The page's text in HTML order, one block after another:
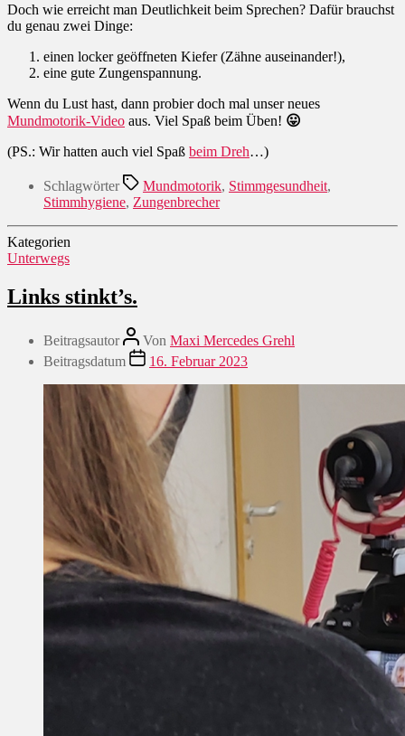
Doch wie erreicht man Deutlichkeit beim Sprechen? Dafür brauchst
du genau zwei Dinge:
einen locker geöffneten Kiefer (Zähne auseinander!),
eine gute Zungenspannung.
Wenn du Lust hast, dann probier doch mal unser neues
Mundmotorik-Video aus. Viel Spaß beim Üben! 😛
(PS.: Wir hatten auch viel Spaß beim Dreh…)
Schlagwörter Mundmotorik, Stimmgesundheit,
Stimmhygiene, Zungenbrecher
Kategorien
Unterwegs
Links stinkt’s.
Beitragsautor Von Maxi Mercedes Grehl
Beitragsdatum
16. Februar 2023